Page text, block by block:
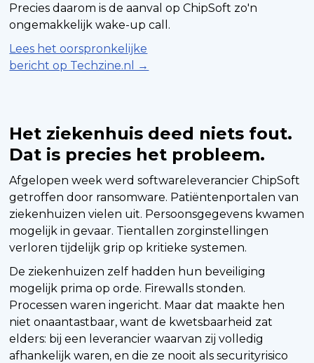
Precies daarom is de aanval op ChipSoft zo'n
ongemakkelijk wake-up call.
Lees het oorspronkelijke
bericht op Techzine.nl →
Het ziekenhuis deed niets fout.
Dat is precies het probleem.
Afgelopen week werd softwareleverancier ChipSoft
getroffen door ransomware. Patiëntenportalen van
ziekenhuizen vielen uit. Persoonsgegevens kwamen
mogelijk in gevaar. Tientallen zorginstellingen
verloren tijdelijk grip op kritieke systemen.
De ziekenhuizen zelf hadden hun beveiliging
mogelijk prima op orde. Firewalls stonden.
Processen waren ingericht. Maar dat maakte hen
niet onaantastbaar, want de kwetsbaarheid zat
elders: bij een leverancier waarvan zij volledig
afhankelijk waren, en die ze nooit als securityrisico